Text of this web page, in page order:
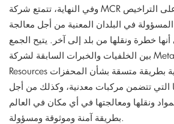
وفي النهاية، تتمتع شركة MCR بالخبرة في الحصول على التراخيص
في البلدان المعنية من أجل معالجة
خطرة ونقلها من بلد إلى آخر. يتيح الجمع
بين الخلفيات والخبرات السابقة لشركة Metal & Catalyst
Resources أن تقدم شروطًا تنافسية بطريقة متسقة بشأن المحفزات
التي تتضمن مركبات معدنية، وكذلك من أجل
ونقلها ومعالجتها في أي مكان في العالم
بطريقة آمنة وموثوقة ومسؤولة.